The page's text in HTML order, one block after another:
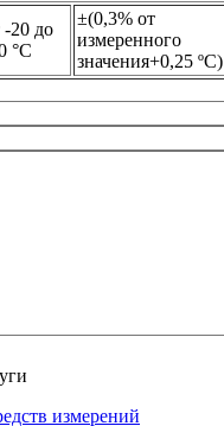
20 до
°C
±(0,3% от
измеренного
значения+0,25 ºС)
измерений